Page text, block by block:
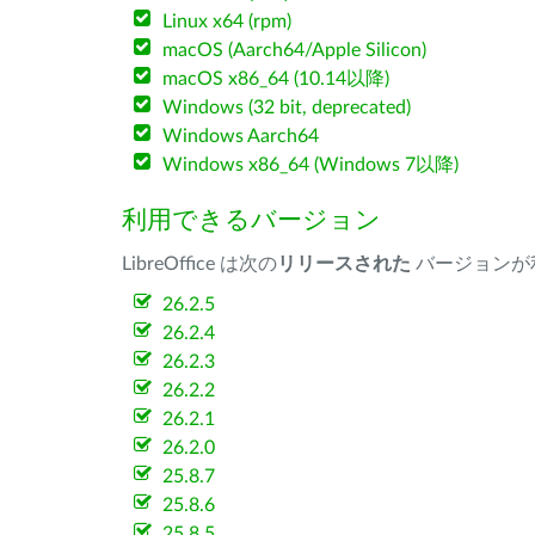
Linux x64 (rpm)
macOS (Aarch64/Apple Silicon)
macOS x86_64 (10.14以降)
Windows (32 bit, deprecated)
Windows Aarch64
Windows x86_64 (Windows 7以降)
利用できるバージョン
LibreOffice は次のリリースされた バージョンが
26.2.5
26.2.4
26.2.3
26.2.2
26.2.1
26.2.0
25.8.7
25.8.6